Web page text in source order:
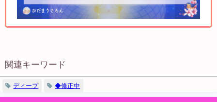
関連キーワード
ディープ ◆修正中